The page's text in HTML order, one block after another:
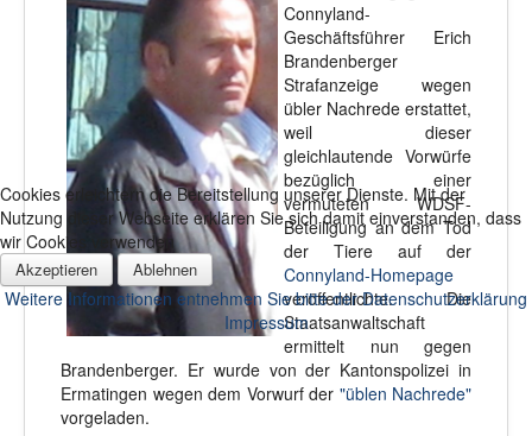
Connyland-
Geschäftsführer Erich
Brandenberger
Strafanzeige wegen
übler Nachrede erstattet,
weil dieser
gleichlautende Vorwürfe
bezüglich einer
vermuteten WDSF-
Beteiligung an dem Tod
der Tiere auf der
Connyland-Homepage
veröffentlichte. Die
Staatsanwaltschaft
ermittelt nun gegen
Brandenberger. Er wurde von der Kantonspolizei in
Ermatingen wegen dem Vorwurf der "üblen Nachrede"
vorgeladen.
Cookies erleichtern die Bereitstellung unserer Dienste. Mit der
Nutzung dieser Webseite erklären Sie sich damit einverstanden, dass
wir Cookies verwenden
Akzeptieren Ablehnen
Weitere Informationen entnehmen Sie bitte der Datenschutzerklärung
Impressum